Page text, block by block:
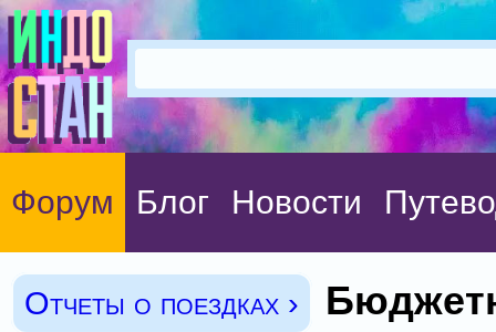
Форум Блог Новости
Отчеты о поездках ›